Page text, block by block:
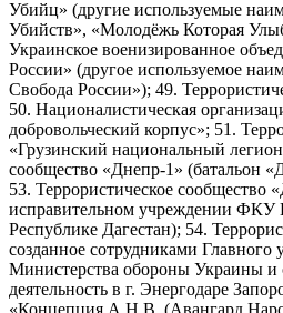
Убийц» (другие используемые
Убийств», «Молодёжь Которая
Украинское военизированное
России» (другое используемое
Свобода России»); 49.
50. Националистическая
добровольческий корпус»; 51.
«Грузинский национальный
сообщество «Днепр-1» (батальон
53. Террористическое сообщество
исправительном учреждении
Республике Дагестан); 54.
созданное сотрудниками Главного
Министерства обороны Украины и
деятельность в г. Энергодаре
«Концепция А.Н.В. (Авангард